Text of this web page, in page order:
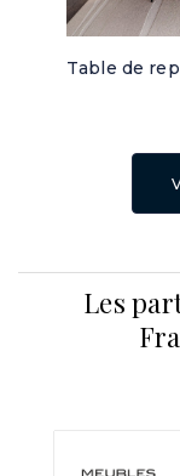
Table de
Les